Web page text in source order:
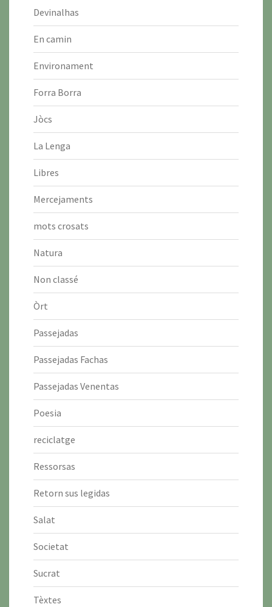
Devinalhas
En camin
Environament
Forra Borra
Jòcs
La Lenga
Libres
Mercejaments
mots crosats
Natura
Non classé
Òrt
Passejadas
Passejadas Fachas
Passejadas Venentas
Poesia
reciclatge
Ressorsas
Retorn sus legidas
Salat
Societat
Sucrat
Tèxtes